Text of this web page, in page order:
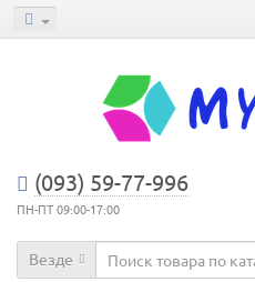
(093) 59-77-996
ПН-ПТ 09:00-17:00
Везде